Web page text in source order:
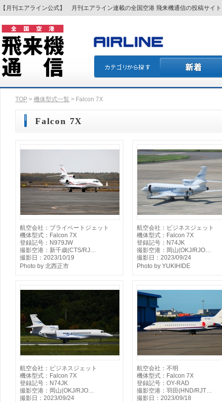
【月刊エアライン公式】 月刊エアライン連載の全国空港 飛来機通信の投稿サイ
TOP > 機体型式一覧 > Falcon 7X
Falcon 7X
航空会社：プライベートジェット
機体型式：Falcon 7X
登録記号：N979JW
撮影空港：新千歳(CTS/RJ…
撮影日：2023/10/19
Photo by 北西正市
航空会社：ビジネスジェット
機体型式：Falcon 7X
登録記号：N74JK
撮影空港：岡山(OKJ/RJO…
撮影日：2023/09/24
Photo by YUKIHIDE
航空会社：ビジネスジェット
機体型式：Falcon 7X
登録記号：N74JK
撮影空港：岡山(OKJ/RJO…
撮影日：2023/09/24
航空会社：不明
機体型式：Falcon 7X
登録記号：OY-RAD
撮影空港：羽田(HND/RJT…
撮影日：2023/09/18